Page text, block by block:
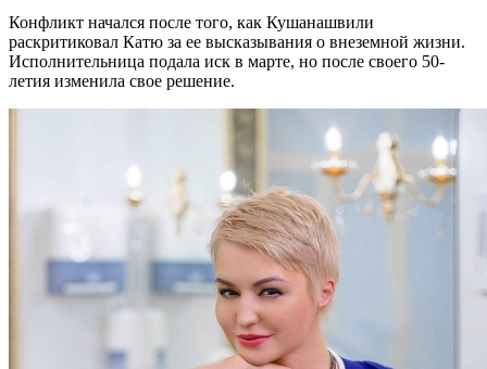
Конфликт начался после того, как Кушанашвили
раскритиковал Катю за ее высказывания о внеземной жизни.
Исполнительница подала иск в марте, но после своего 50-
летия изменила свое решение.